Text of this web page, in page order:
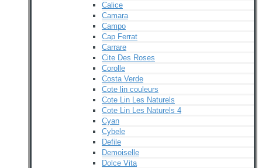
Calice
Camara
Campo
Cap Ferrat
Carrare
Cite Des Roses
Corolle
Costa Verde
Cote lin couleurs
Cote Lin Les Naturels
Cote Lin Les Naturels 4
Cyan
Cybele
Defile
Demoiselle
Dolce Vita